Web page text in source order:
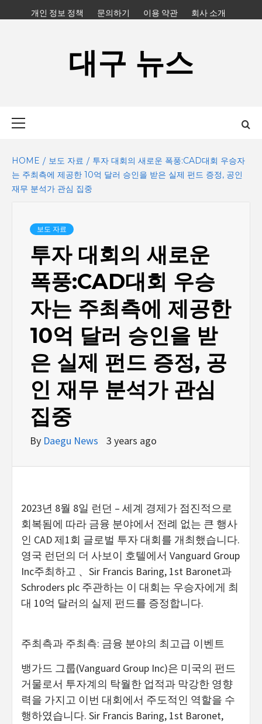
to
개인 정보 정책 문의하기 이용 약관 회사 소개
대구 뉴스
HOME 보도 자료
투자 대회의 새로운 폭풍:CAD대회 우승자
는 주최측에 제공한 10억 달러 승인을 받은 실제 펀드 증정, 공인
재무 분석가 관심 집중
보도 자료
투자 대회의 새로운
폭풍:CAD대회 우승
자는 주최측에 제공한
10억 달러 승인을 받
은 실제 펀드 증정, 공
인 재무 분석가 관심
집중
By Daegu News 3 years ago
2023년 8월 8일 런던 – 세계 경제가 점진적으로
회복됨에 따라 금융 분야에서 전례 없는 큰 행사
인 CAD 제1회 글로벌 투자 대회를 개최했습니다.
영국 런던의 더 사보이 호텔에서 Vanguard Group
Inc주최하고 、Sir Francis Baring, 1st Baronet과
Schroders plc 주관하는 이 대회는 우승자에게 최
대 10억 달러의 실제 펀드를 증정합니다.
주최측과 주최측: 금융 분야의 최고급 이벤트
뱅가드 그룹(Vanguard Group Inc)은 미국의 펀드
거물로서 투자계의 탁월한 업적과 막강한 영향
력을 가지고 이번 대회에서 주도적인 역할을 수
행하였습니다. Sir Francis Baring, 1st Baronet,